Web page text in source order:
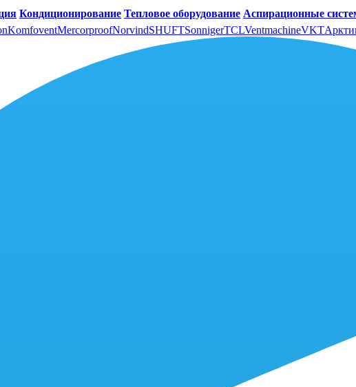
Кондиционирование Тепловое оборудование Аспирационные
KomfoventMercorproofNorvindSHUFTSonnigerTCLVentmachineVKT